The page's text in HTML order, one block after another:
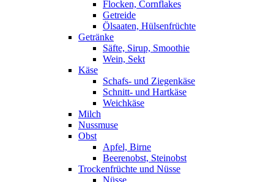
Flocken, Cornflakes
Getreide
Ölsaaten, Hülsenfrüchte
Getränke
Säfte, Sirup, Smoothie
Wein, Sekt
Käse
Schafs- und Ziegenkäse
Schnitt- und Hartkäse
Weichkäse
Milch
Nussmuse
Obst
Apfel, Birne
Beerenobst, Steinobst
Trockenfrüchte und Nüsse
Nüsse